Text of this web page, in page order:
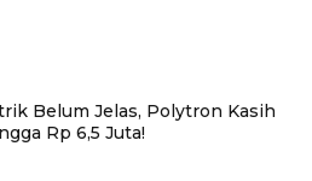
Belum Jelas, Polytron Kasih
Rp 6,5 Juta!